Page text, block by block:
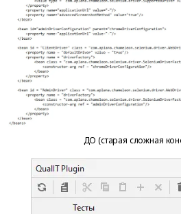
ДО (старая сложная